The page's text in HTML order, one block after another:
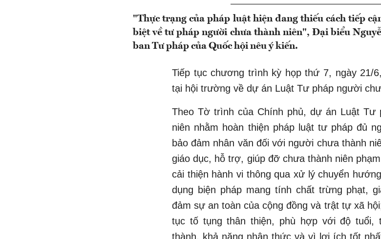
"Thực trạng của pháp luật hiện đang thiếu cách tiếp
biệt về tư pháp người chưa thành niên", Đại biểu
ban Tư pháp của Quốc hội nêu ý kiến.
Tiếp tục chương trình kỳ họp thứ 7, ngày 21/
tại hội trường về dự án Luật Tư pháp người
Theo Tờ trình của Chính phủ, dự án Luật Tư
niên nhằm hoàn thiện pháp luật tư pháp đủ
bảo đảm nhân văn đối với người chưa thành
giáo dục, hỗ trợ, giúp đỡ chưa thành niên
cải thiện hành vi thông qua xử lý chuyển
dụng biện pháp mang tính chất trừng phạt,
đảm sự an toàn của cộng đồng và trật tự xã
tục tố tụng thân thiện, phù hợp với độ tuổi,
thành, khả năng nhận thức và vì lợi ích tốt